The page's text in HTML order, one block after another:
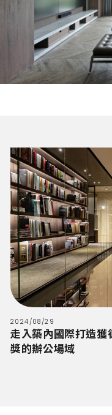
2024/08/29
走入築內國際打造
獎的辦公場域